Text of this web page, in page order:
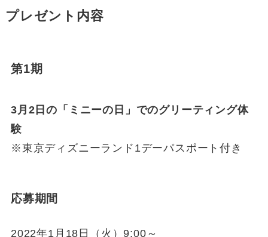
プレゼント内容
第1期
3月2日の「ミニーの日」でのグリーティング体
験
※東京ディズニーランド1デーパスポート付き
応募期間
2022年1月18日（火）9:00～